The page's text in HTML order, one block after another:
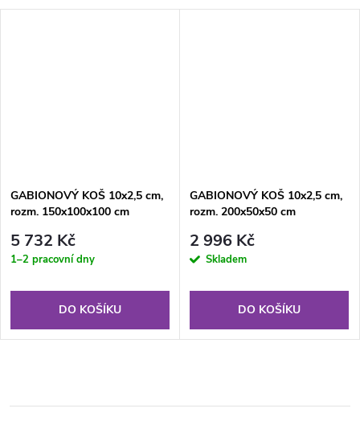
GABIONOVÝ KOŠ 10x2,5 cm,
rozm. 150x100x100 cm
5 732 Kč
1–2 pracovní dny
DO KOŠÍKU
GABIONOVÝ KOŠ 10x2,5 cm,
rozm. 200x50x50 cm
2 996 Kč
Skladem
DO KOŠÍKU